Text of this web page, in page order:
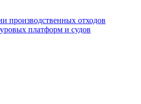
производственных отходов
платформ и судов